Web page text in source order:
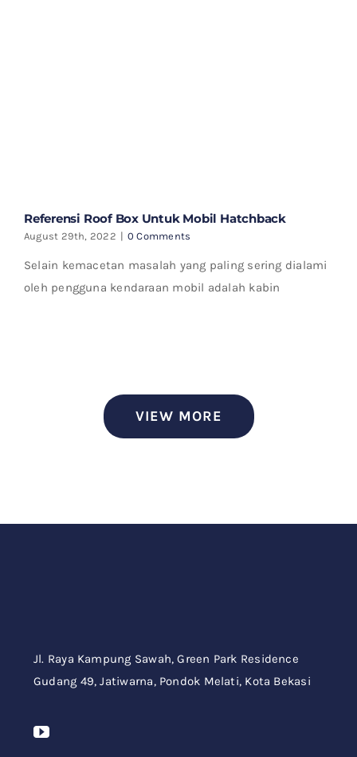
Referensi Roof Box Untuk Mobil Hatchback
August 29th, 2022 | 0 Comments
Selain kemacetan masalah yang paling sering dialami
oleh pengguna kendaraan mobil adalah kabin
VIEW MORE
Jl. Raya Kampung Sawah,Green Park Residence
Gudang 49,Jatiwarna, Pondok Melati, Kota Bekasi